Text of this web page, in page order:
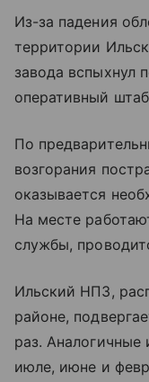
Из-за падения
территории
завода вспыхнул
оперативный
По
возгорания
оказывается
На месте
службы,
Ильский НПЗ,
районе,
раз. Аналогичные
июле, июне и